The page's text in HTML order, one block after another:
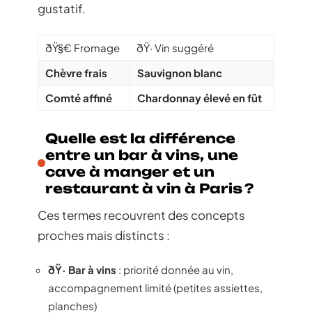
gustatif.
ðŸ§€ Fromage
ðŸ· Vin suggéré
Chèvre frais
Sauvignon blanc
Comté affiné
Chardonnay élevé en fût
Quelle est la différence
entre un bar à vins, une
cave à manger et un
restaurant à vin à Paris ?
Ces termes recouvrent des concepts
proches mais distincts :
ðŸ· Bar à vins : priorité donnée au vin,
accompagnement limité (petites assiettes,
planches)